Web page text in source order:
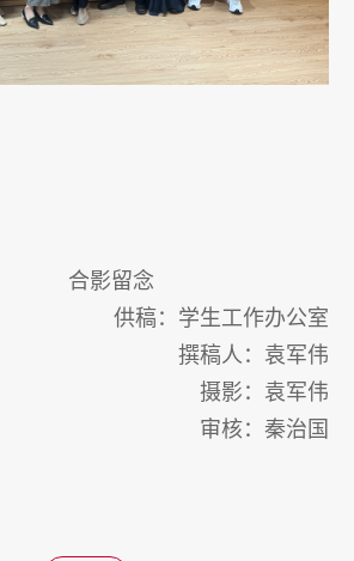
合影留念
供稿：学生工作办公室
撰稿人：袁军伟
摄影：袁军伟
审核：秦治国